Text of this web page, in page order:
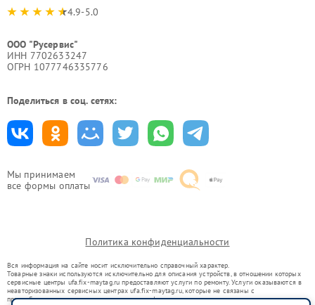
Мы принимаем
все формы оплаты
4.9-5.0
ООО "Русервис"
ИНН 7702633247
ОГРН 1077746335776
Поделиться в соц. сетях:
Политика конфиденциальности
Вся информация на сайте носит исключительно справочный характер.
Товарные знаки используются исключительно для описания устройств, в отношении которых
сервисные центры ufa.fix-maytag.ru предоставляют услуги по ремонту. Услуги оказываются в
неавторизованных сервисных центрах ufa.fix-maytag.ru, которые не связаны с
правообладателями товарных знаков или их официальными представителями.